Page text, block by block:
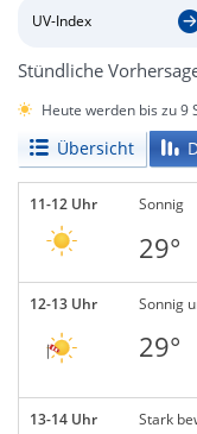
UV-Index
Stündliche
Heute werden bis zu 9
Übersicht
11-12 Uhr Sonnig
29°
12-13 Uhr Sonnig
29°
13-14 Uhr Stark